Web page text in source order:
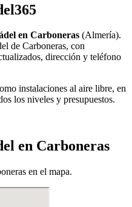
en Carboneras (Almería).
de Carboneras, con
dirección y teléfono
instalaciones al aire libre, en
los niveles y presupuestos.
en Carboneras
en el mapa.